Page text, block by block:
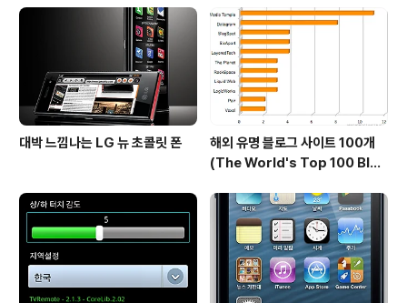
인 웹 어플리케이션 API인 구글 기어스를 이용하기 때문에
구글 기어스를 먼저 설치해야 합니다. 오프라인 이메일은
gmail 사용자들이 몇년전부터 계속 요구해오던 서비스였
습니다. 오프라인 이메일은 주로 비행기안..
대박 느낌나는 LG 뉴 초콜릿 폰
해외 유명 블로그 사이트 100개
(The World's Top 100 Blog